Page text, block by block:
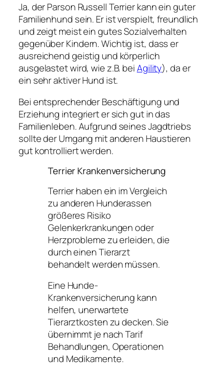
Ja, der Parson Russell Terrier kann ein guter
Familienhund sein. Er ist verspielt, freundlich
und zeigt meist ein gutes Sozialverhalten
gegenüber Kindern. Wichtig ist, dass er
ausreichend geistig und körperlich
ausgelastet wird, wie z.B. beiAgility), da er
ein sehr aktiver Hund ist.
Bei entsprechender Beschäftigung und
Erziehung integriert er sich gut in das
Familienleben. Aufgrund seines Jagdtriebs
sollte der Umgang mit anderen Haustieren
gut kontrolliert werden.
Terrier Krankenversicherung
Terrier haben ein im Vergleich
zu anderen Hunderassen
größeres Risiko
Gelenkerkrankungen oder
Herzprobleme zu erleiden, die
durch einen Tierarzt
behandelt werden müssen.
Eine Hunde-
Krankenversicherung kann
helfen, unerwartete
Tierarztkosten zu decken. Sie
übernimmt je nach Tarif
Behandlungen, Operationen
und Medikamente.